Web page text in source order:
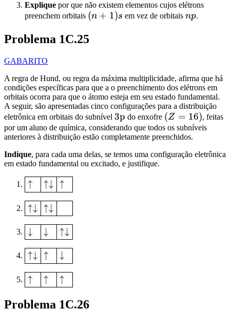
Explique por que não existem elementos cujos elétrons
preenchem orbitais (n+1)s
(n + 1)s em vez de orbitais np
np.
Problema 1C.25
GABARITO
A regra de Hund, ou regra da máxima multiplicidade, afirma que há
condições específicas para que a o preenchimento dos elétrons em
orbitais ocorra para que o átomo esteja em seu estado fundamental.
A seguir, são apresentadas cinco configurações para a distribuição
eletrônica em orbitais do subnível \mathrm{3p}
3p do enxofre (Z
=
16)
(Z = 16), feitas
por um aluno de química, considerando que todos os subníveis
anteriores à distribuição estão completamente preenchidos.
Indique, para cada uma delas, se temos uma configuração eletrônica
em estado fundamental ou excitado, e justifique.
\fboxed{
\uparrow\hspace{5pt}
}\hspace{-0.4pt}\fboxed{
\uparrow\downarrow
}\hspace{-0.4pt}\fboxed{
\uparrow\hspace{5pt} }
↑ ↑↓ ↑
\fboxed{ \uparrow\downarrow
}\hspace{-0.4pt}\fboxed{
\uparrow\downarrow
}\hspace{-0.4pt}\fboxed{
\phantom{\uparrow\downarrow}
}
↑↓ ↑↓
\fboxed{
\downarrow\hspace{5pt}
}\hspace{-0.4pt}\fboxed{
\downarrow\hspace{5pt}
}\hspace{-0.4pt}\fboxed{
\uparrow\downarrow }
↓ ↓
↑↓
\fboxed{
\uparrow\downarrow
}\hspace{-0.4pt}\fboxed{
\uparrow\hspace{5pt}
}\hspace{-0.4pt}\fboxed{
↑↓ ↑
↓
\fboxed{
\uparrow\hspace{5pt}
}\hspace{-0.4pt}\fboxed{
↑ ↑ ↑
Problema 1C.26